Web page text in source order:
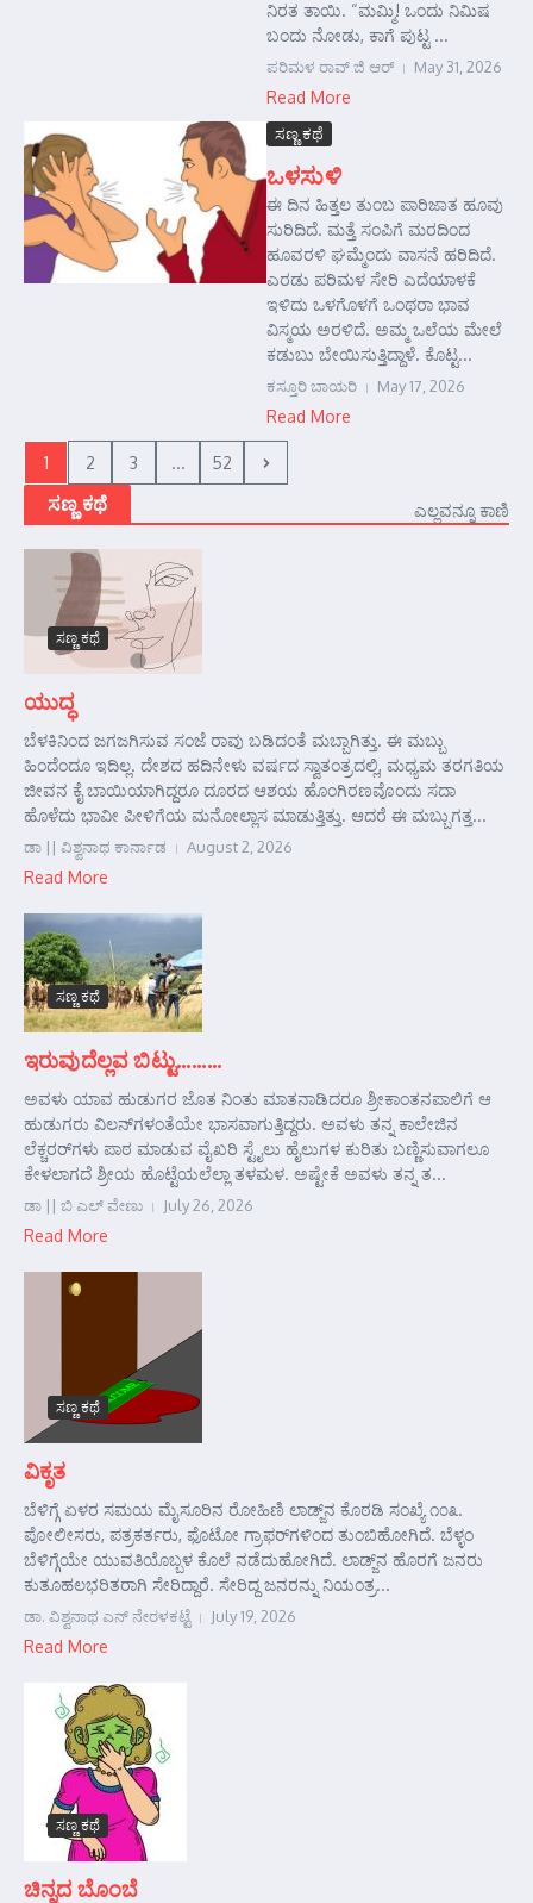
ನಿರತ ತಾಯಿ. “ಮಮ್ಮಿ! ಒಂದು ನಿಮಿಷ
ಬಂದು ನೋಡು, ಕಾಗೆ ಪುಟ್ಟ ...
ಪರಿಮಳ ರಾವ್ ಜಿ ಆರ್‍ May 31, 2026
Read More
ಸಣ್ಣ ಕಥೆ
ಒಳಸುಳಿ
ಈ ದಿನ ಹಿತ್ತಲ ತುಂಬ ಪಾರಿಜಾತ ಹೂವು
ಸುರಿದಿದೆ. ಮತ್ತೆ ಸಂಪಿಗೆ ಮರದಿಂದ
ಹೂವರಳಿ ಘಮ್ಮೆಂದು ವಾಸನೆ ಹರಿದಿದೆ.
ಎರಡು ಪರಿಮಳ ಸೇರಿ ಎದೆಯಾಳಕೆ
ಇಳಿದು ಒಳಗೊಳಗೆ ಒಂಥರಾ ಭಾವ
ವಿಸ್ಮಯ ಅರಳಿದೆ. ಅಮ್ಮ ಒಲೆಯ ಮೇಲೆ
ಕಡುಬು ಬೇಯಿಸುತ್ತಿದ್ದಾಳೆ. ಕೊಟ್ಟ...
ಕಸ್ತೂರಿ ಬಾಯರಿ May 17, 2026
Read More
1 2 3 ... 52
ಸಣ್ಣ ಕಥೆ ಎಲ್ಲವನ್ನೂ ಕಾಣಿ
ಸಣ್ಣ ಕಥೆ
ಯುದ್ಧ
ಬೆಳಕಿನಿಂದ ಜಗಜಗಿಸುವ ಸಂಜೆ ರಾವು ಬಡಿದಂತೆ ಮಬ್ಬಾಗಿತ್ತು. ಈ ಮಬ್ಬು
ಹಿಂದೆಂದೂ ಇದಿಲ್ಲ. ದೇಶದ ಹದಿನೇಳು ವರ್ಷದ ಸ್ವಾತಂತ್ರದಲ್ಲಿ, ಮಧ್ಯಮ ತರಗತಿಯ
ಜೀವನ ಕೈ ಬಾಯಿಯಾಗಿದ್ದರೂ ದೂರದ ಆಶಯ ಹೊಂಗಿರಣವೊಂದು ಸದಾ
ಹೊಳೆದು ಭಾವೀ ಪೀಳಿಗೆಯ ಮನೋಲ್ಲಾಸ ಮಾಡುತ್ತಿತ್ತು. ಆದರೆ ಈ ಮಬ್ಬುಗತ್ತ...
ಡಾ || ವಿಶ್ವನಾಥ ಕಾರ್ನಾಡ August 2, 2026
Read More
ಸಣ್ಣ ಕಥೆ
ಇರುವುದೆಲ್ಲವ ಬಿಟ್ಟು………
ಅವಳು ಯಾವ ಹುಡುಗರ ಜೊತ ನಿಂತು ಮಾತನಾಡಿದರೂ ಶ್ರೀಕಾಂತನಪಾಲಿಗೆ ಆ
ಹುಡುಗರು ವಿಲನ್‌ಗಳಂತೆಯೇ ಭಾಸವಾಗುತ್ತಿದ್ದರು. ಅವಳು ತನ್ನ ಕಾಲೇಜಿನ
ಲೆಕ್ಚರರ್‌ಗಳು ಪಾಠ ಮಾಡುವ ವೈಖರಿ ಸ್ಟೈಲು ಹೈಲುಗಳ ಕುರಿತು ಬಣ್ಣಿಸುವಾಗಲೂ
ಕೇಳಲಾಗದೆ ಶ್ರೀಯ ಹೊಟ್ಟೆಯಲೆಲ್ಲಾ ತಳಮಳ. ಅಷ್ಟೇಕೆ ಅವಳು ತನ್ನ ತ...
ಡಾ || ಬಿ ಎಲ್ ವೇಣು July 26, 2026
Read More
ಸಣ್ಣ ಕಥೆ
ವಿಕೃತ
ಬೆಳಿಗ್ಗೆ ಏಳರ ಸಮಯ ಮೈಸೂರಿನ ರೋಹಿಣಿ ಲಾಡ್ಜ್‌ನ ಕೊಠಡಿ ಸಂಖ್ಯೆ ೧೦೩.
ಪೋಲೀಸರು, ಪತ್ರಕರ್ತರು, ಫೊಟೋ ಗ್ರಾಫರ್‌ಗಳಿಂದ ತುಂಬಿಹೋಗಿದೆ. ಬೆಳ್ಳಂ
ಬೆಳಿಗ್ಗೆಯೇ ಯುವತಿಯೊಬ್ಬಳ ಕೊಲೆ ನಡೆದುಹೋಗಿದೆ. ಲಾಡ್ಜ್‌ನ ಹೊರಗೆ ಜನರು
ಕುತೂಹಲಭರಿತರಾಗಿ ಸೇರಿದ್ದಾರೆ. ಸೇರಿದ್ದ ಜನರನ್ನು ನಿಯಂತ್ರ...
ಡಾ. ವಿಶ್ವನಾಥ ಎನ್ ನೇರಳಕಟ್ಟೆ July 19, 2026
Read More
ಸಣ್ಣ ಕಥೆ
ಚಿನ್ನದ ಬೊಂಬೆ